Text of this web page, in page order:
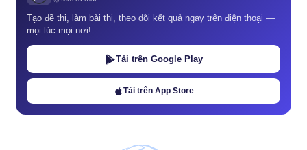
Tạo đề thi, làm bài thi, theo dõi kết quả ngay trên điện thoại —
mọi lúc mọi nơi!
Tải trên Google Play
Tải trên App Store